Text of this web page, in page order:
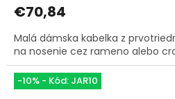
€70,84
Malá dámska kabelka z
na nosenie cez rameno alebo
-10% - Kód: JAR10